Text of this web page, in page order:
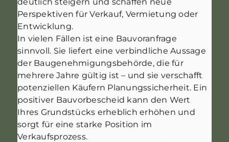
Perspektiven für Verkauf, Vermietung oder
Entwicklung.
In vielen Fällen ist eine Bauvoranfrage
sinnvoll. Sie liefert eine verbindliche Aussage
der Baugenehmigungsbehörde, die für
mehrere Jahre gültig ist – und sie verschafft
potenziellen Käufern Planungssicherheit. Ein
positiver Bauvorbescheid kann den Wert
Ihres Grundstücks erheblich erhöhen und
sorgt für eine starke Position im
Verkaufsprozess.